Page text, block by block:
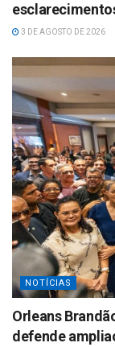
3 DE AGOSTO DE 2026
NOTÍCIAS
Orleans
defende